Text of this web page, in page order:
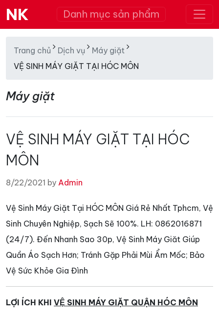
NK Danh mục sản phẩm
Trang chủ Dịch vụ
Máy giặt
VỆ SINH MÁY GIẶT TẠI HÓC MÔN
Máy giặt
VỆ SINH MÁY GIẶT TẠI HÓC
MÔN
8/22/2021 by Admin
Vệ Sinh Máy Giặt Tại HÓC MÔN Giá Rẻ Nhất Tphcm, Vệ
Sinh Chuyên Nghiệp, Sạch Sẽ 100%. LH: 0862016871
(24/7). Đến Nhanh Sao 30p, Vệ Sinh Máy Giăt Giúp
Quần Áo Sạch Hơn; Tránh Gặp Phải Mùi Ẩm Mốc; Bảo
Vệ Sức Khỏe Gia Đình
LỢI ÍCH KHI VỆ SINH MÁY GIẶT QUẬN HÓC MÔN